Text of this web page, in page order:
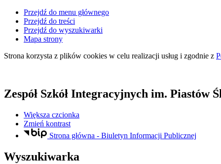
Przejdź do menu głównego
Przejdź do treści
Przejdź do wyszukiwarki
Mapa strony
Strona korzysta z plików cookies w celu realizacji usług i zgodnie z
Zespół Szkół Integracyjnych im. Piastów
Większa czcionka
Zmień kontrast
Strona główna - Biuletyn Informacji Publicznej
Wyszukiwarka